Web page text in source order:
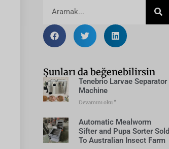
Şunları da beğenebilirsin
Tenebrio Larvae Separator
Machine
Devamını oku "
Automatic Mealworm
Sifter and Pupa Sorter Sold
To Australian Insect Farm